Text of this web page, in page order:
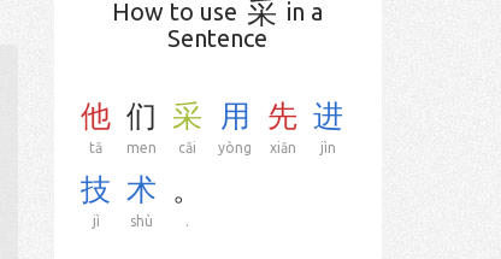
How to use 采 in a
Sentence
他
tā
们
men
采
cǎi
用
yòng
先
xiān
进
jìn
技
jì
术
shù
。
.